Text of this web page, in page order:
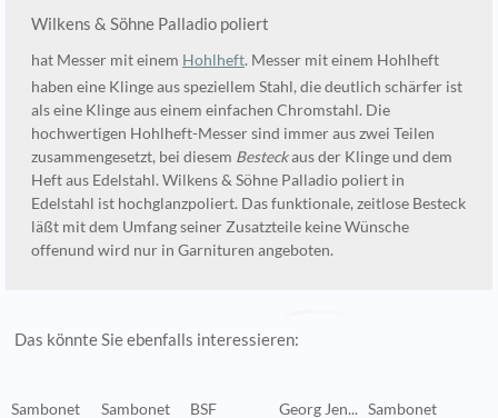
Wilkens & Söhne Palladio poliert
hat Messer mit einem Hohlheft. Messer mit einem Hohlheft
haben eine Klinge aus speziellem Stahl, die deutlich schärfer ist
als eine Klinge aus einem einfachen Chromstahl. Die
hochwertigen Hohlheft-Messer sind immer aus zwei Teilen
zusammengesetzt, bei diesem Besteckaus der Klinge und dem
Heft aus Edelstahl. Wilkens & Söhne Palladio poliert in
Edelstahl ist hochglanzpoliert. Das funktionale, zeitlose Besteck
läßt mit dem Umfang seiner Zusatzteile keine Wünsche
offenund wird nur in Garnituren angeboten.
Das könnte Sie ebenfalls interessieren:
Sambonet Sambonet BSF Georg Jen... Sambonet